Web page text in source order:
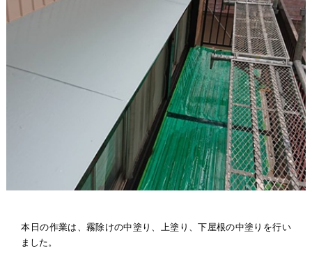
本日の作業は、霧除けの中塗り、上塗り、下屋根の中塗りを行い
ました。